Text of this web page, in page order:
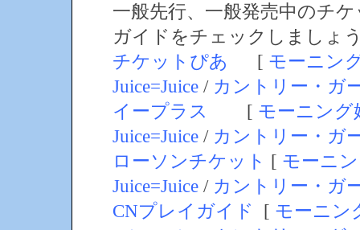
一般先行、一般発売中のチ
ガイドをチェックしましょ
チケットぴあ
[ モーニン
Juice=Juice / カントリー・ガ
イープラス
[ モーニング
Juice=Juice / カントリー・ガ
ローソンチケット [ モーニ
Juice=Juice / カントリー・ガ
CNプレイガイド
[ モーニン